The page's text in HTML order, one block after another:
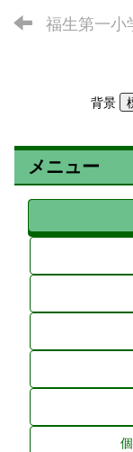
福生第一小
背景
メニュー